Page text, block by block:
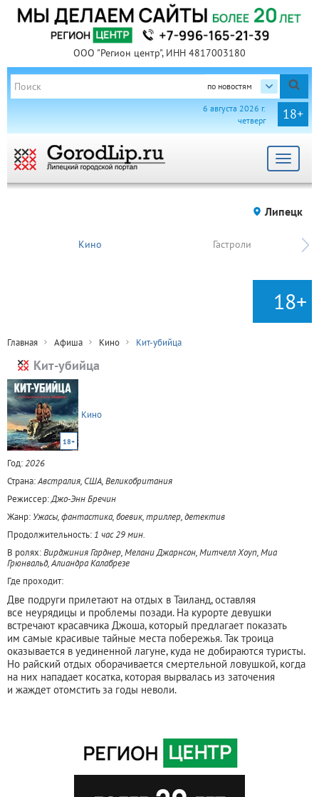
ООО "Регион центр", ИНН 4817003180
по новостям
18+
6 августа 2026 г.
четверг
Toggle
Липецк
Кино Гастроли
18+
Главная Афиша Кино Кит-убийца
Кит-убийца
18+
Кино
Год:2026
Страна:Австралия, США, Великобритания
Режиссер:Джо-Энн Бречин
Жанр: Ужасы, фантастика, боевик, триллер, детектив
Продолжительность: 1 час 29 мин.
В ролях:Вирджиния Гарднер, Мелани Джарнсон, Митчелл Хоуп, Миа
Грюнвальд, Алиандра Калабрезе
Где проходит:
Две подруги прилетают на отдых в Таиланд, оставляя
все неурядицы и проблемы позади. На курорте девушки
встречают красавчика Джоша, который предлагает показать
им самые красивые тайные места побережья. Так троица
оказывается в уединенной лагуне, куда не добираются туристы.
Но райский отдых оборачивается смертельной ловушкой, когда
на них нападает косатка, которая вырвалась из заточения
и жаждет отомстить за годы неволи.